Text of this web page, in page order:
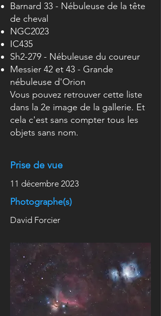
Barnard 33 - Nébuleuse de la tête
de cheval
NGC2023
IC435
Sh2-279 - Nébuleuse du coureur
Messier 42 et 43 - Grande
nébuleuse d'Orion
Vous pouvez retrouver cette liste
dans la 2e image de la gallerie. Et
cela c'est sans compter tous les
objets sans nom.
Prise de vue
11 décembre 2023
Photographe(s)
David Forcier